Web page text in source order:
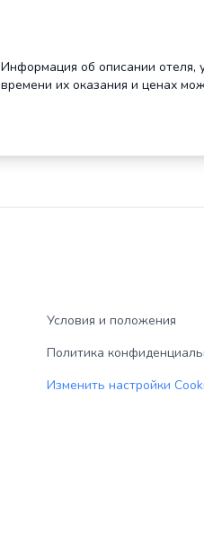
Информация об описании отеля,
времени их оказания и ценах
Условия и положения
Политика
Изменить настройки